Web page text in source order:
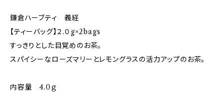
鎌倉ハーブティ 義経
【ティーバッグ】２.０g×2bags
すっきりとした目覚めのお茶。
スパイシーなローズマリーとレモングラスの活力アップのお茶。
内容量 4.0ｇ